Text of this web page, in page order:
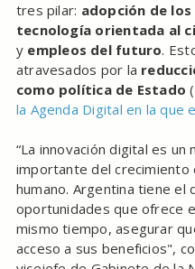
tres pilar: adopción de
tecnología orientada al
y empleos del futuro.
atravesados por la
como política de Estado
la Agenda Digital en la que
“La innovación digital es
importante del crecimiento
humano. Argentina tiene el
oportunidades que ofrece
mismo tiempo, asegurar
acceso a sus beneficios",